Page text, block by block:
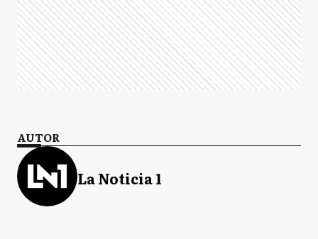
AUTOR
La Noticia 1